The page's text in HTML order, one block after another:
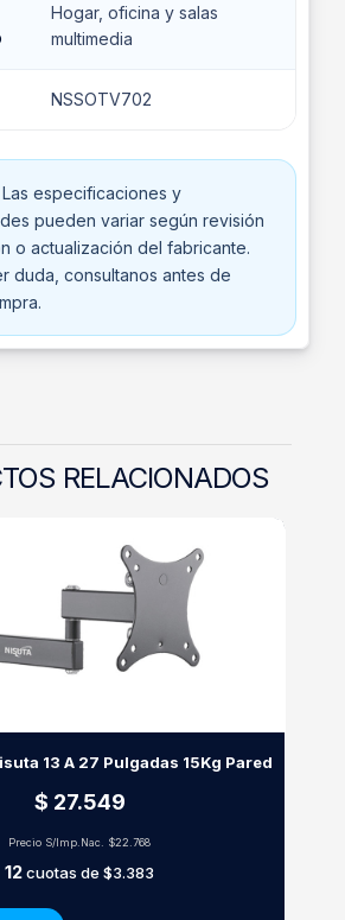
Hogar, oficina y salas
multimedia
NSSOTV702
Las especificaciones y
pueden variar según revisión
o actualización del fabricante.
duda, consultanos antes de
RELACIONADOS
13 A 27 Pulgadas 15Kg Pared
$ 27.549
Precio S/Imp.Nac. $22.768
12cuotas de $3.383